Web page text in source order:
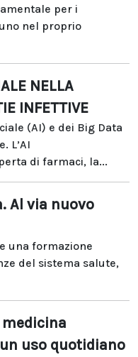
per i
nel proprio
NELLA
INFETTIVE
(AI) e dei Big Data
L’AI
di farmaci, la...
Al via nuovo
una formazione
del sistema salute,
uso quotidiano